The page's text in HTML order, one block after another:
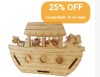
25% OFF
comprando 15 ou mais